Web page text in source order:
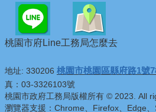
桃園市府Line工務局怎麼去
地址: 330206 桃園市桃園區縣府路1號
真：03-3326103號
桃園市政府工務局版權所有 © 2023. All
瀏覽器支援：Chrome、Firefox、Edge